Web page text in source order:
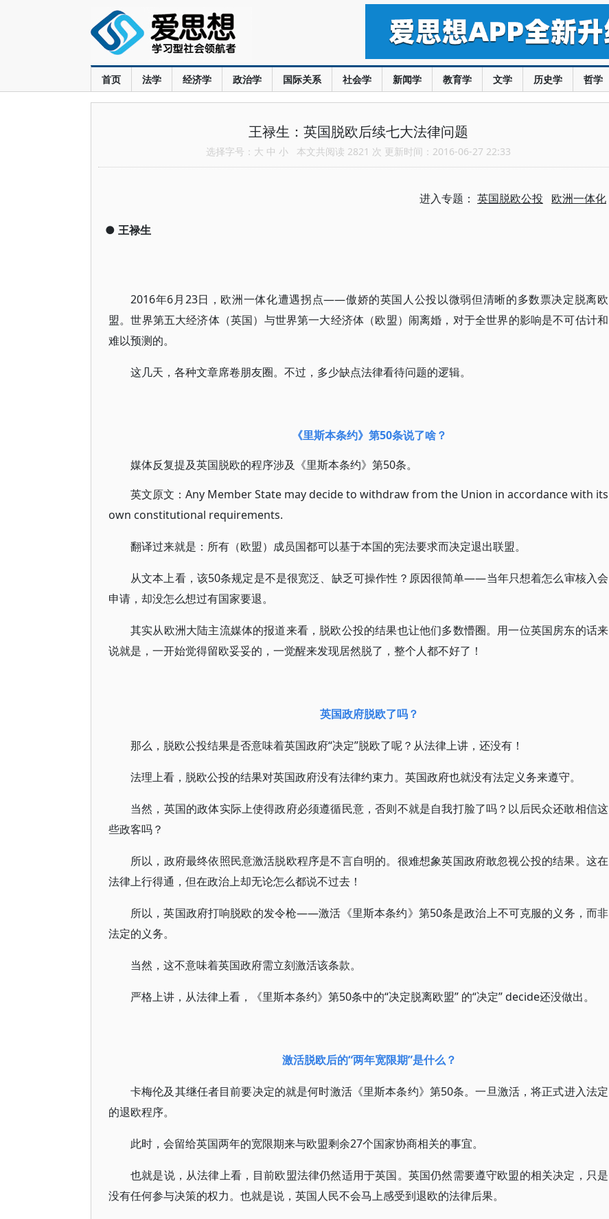
首页 法学 经济学 政治学 国际关系 社会学 新闻学 教育学 文学 历史学 哲学
王禄生：英国脱欧后续七大法律问题
选择字号： 大 中 小 本文共阅读 2821 次 更新时间：2016-06-27 22:33
进入专题： 英国脱欧公投 欧洲一体化
● 王禄生
2016年6月23日，欧洲一体化遭遇拐点——傲娇的英国人公投以微弱但清晰的多数票决定脱离欧
盟。世界第五大经济体（英国）与世界第一大经济体（欧盟）闹离婚，对于全世界的影响是不可估计和
难以预测的。
这几天，各种文章席卷朋友圈。不过，多少缺点法律看待问题的逻辑。
《里斯本条约》第50条说了啥？
媒体反复提及英国脱欧的程序涉及《里斯本条约》第50条。
英文原文：Any Member State may decide to withdraw from the Union in accordance with its
own constitutional requirements.
翻译过来就是：所有（欧盟）成员国都可以基于本国的宪法要求而决定退出联盟。
从文本上看，该50条规定是不是很宽泛、缺乏可操作性？原因很简单——当年只想着怎么审核入会
申请，却没怎么想过有国家要退。
其实从欧洲大陆主流媒体的报道来看，脱欧公投的结果也让他们多数懵圈。用一位英国房东的话来
说就是，一开始觉得留欧妥妥的，一觉醒来发现居然脱了，整个人都不好了！
英国政府脱欧了吗？
那么，脱欧公投结果是否意味着英国政府“决定”脱欧了呢？从法律上讲，还没有！
法理上看，脱欧公投的结果对英国政府没有法律约束力。英国政府也就没有法定义务来遵守。
当然，英国的政体实际上使得政府必须遵循民意，否则不就是自我打脸了吗？以后民众还敢相信这
些政客吗？
所以，政府最终依照民意激活脱欧程序是不言自明的。很难想象英国政府敢忽视公投的结果。这在
法律上行得通，但在政治上却无论怎么都说不过去！
所以，英国政府打响脱欧的发令枪——激活《里斯本条约》第50条是政治上不可克服的义务，而非
法定的义务。
当然，这不意味着英国政府需立刻激活该条款。
严格上讲，从法律上看，《里斯本条约》第50条中的“决定脱离欧盟” 的“决定” decide还没做出。
激活脱欧后的“两年宽限期”是什么？
卡梅伦及其继任者目前要决定的就是何时激活《里斯本条约》第50条。一旦激活，将正式进入法定
的退欧程序。
此时，会留给英国两年的宽限期来与欧盟剩余27个国家协商相关的事宜。
也就是说，从法律上看，目前欧盟法律仍然适用于英国。英国仍然需要遵守欧盟的相关决定，只是
没有任何参与决策的权力。也就是说，英国人民不会马上感受到退欧的法律后果。